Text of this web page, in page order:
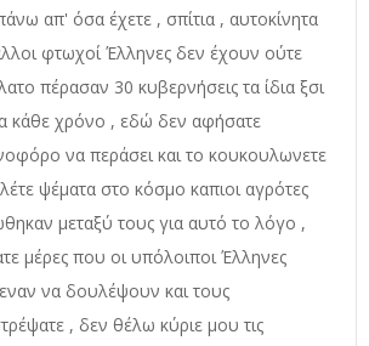
απ' όσα έχετε , σπίτια , αυτοκίνητα
φτωχοί Έλληνες δεν έχουν ούτε
πέρασαν 30 κυβερνήσεις τα ίδια ξσι
κάθε χρόνο , εδώ δεν αφήσατε
να περάσει και το κουκουλωνετε
ψέματα στο κόσμο καπιοι αγρότες
μεταξύ τους για αυτό το λόγο ,
μέρες που οι υπόλοιποι Έλληνες
να δουλέψουν και τους
, δεν θέλω κύριε μου τις